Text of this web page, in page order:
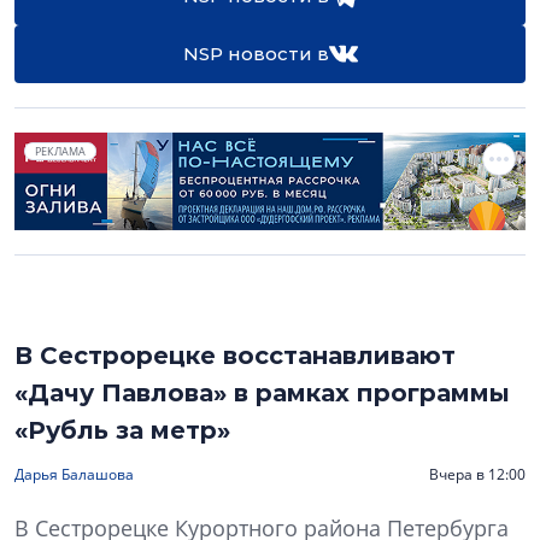
NSP новости в
РЕКЛАМА
В Сестрорецке восстанавливают
«Дачу Павлова» в рамках программы
«Рубль за метр»
Дарья Балашова Вчера в 12:00
В Сестрорецке Курортного района Петербурга